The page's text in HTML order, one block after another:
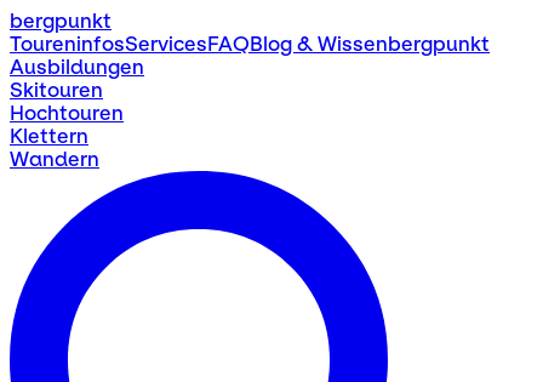
bergpunkt
ToureninfosServicesFAQBlog & Wissenbergpunkt
Ausbildungen
Skitouren
Hochtouren
Klettern
Wandern